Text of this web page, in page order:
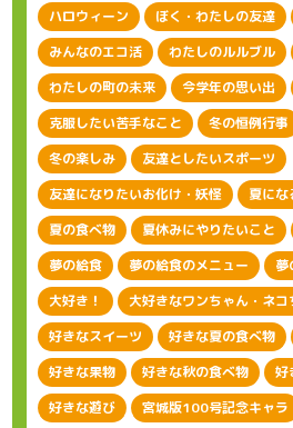
ハロウィーン
ぼく・わたしの友達
みんなのエコ活
わたしのルルブル
わたしの町の未来
今学年の思い出
克服したい苦手なこと
冬の恒例行事
冬の楽しみ
友達としたいスポーツ
友達になりたいお化け・妖怪
夏に
夏の食べ物
夏休みにやりたいこと
夢の給食
夢の給食のメニュー 夢
大好き！
大好きなワンちゃん・ネコ
好きなスイーツ
好きな夏の食べ物
好きな果物
好きな秋の食べ物
好
好きな遊び
宮城版100号記念キャラ